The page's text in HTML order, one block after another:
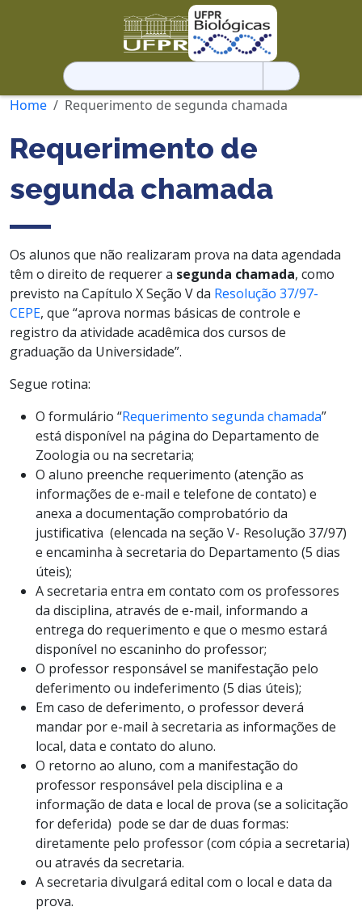
Pesquisar
por:
Home
Requerimento de segunda chamada
Requerimento de
segunda chamada
Os alunos que não realizaram prova na data agendada
têm o direito de requerer a segunda chamada, como
previsto na Capítulo X Seção V da Resolução 37/97-
CEPE, que “aprova normas básicas de controle e
registro da atividade acadêmica dos cursos de
graduação da Universidade”.
Segue rotina:
O formulário “Requerimento segunda chamada”
está disponível na página do Departamento de
Zoologia ou na secretaria;
O aluno preenche requerimento (atenção as
informações de e-mail e telefone de contato) e
anexa a documentação comprobatório da
justificativa (elencada na seção V- Resolução 37/97)
e encaminha à secretaria do Departamento (5 dias
úteis);
A secretaria entra em contato com os professores
da disciplina, através de e-mail, informando a
entrega do requerimento e que o mesmo estará
disponível no escaninho do professor;
O professor responsável se manifestação pelo
deferimento ou indeferimento (5 dias úteis);
Em caso de deferimento, o professor deverá
mandar por e-mail à secretaria as informações de
local, data e contato do aluno.
O retorno ao aluno, com a manifestação do
professor responsável pela disciplina e a
informação de data e local de prova (se a solicitação
for deferida) pode se dar de duas formas:
diretamente pelo professor (com cópia a secretaria)
ou através da secretaria.
A secretaria divulgará edital com o local e data da
prova.